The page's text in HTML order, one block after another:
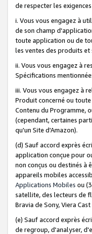
de respecter les
i. Vous vous engagez à
de son champ
toute application ou de
les ventes des produits et
ii. Vous vous engagez à
Spécifications
iii. Vous vous engagez à
Produit concerné ou
Contenu du Programme,
(cependant, certaines
qu'un Site d'Amazon).
(d) Sauf accord exprès
application conçue pour
non conçus ou destinés
appareils mobiles
Applications Mobiles ou
satellite, des lecteurs de
Bravia de Sony, Viera
(e) Sauf accord exprès
de regroup, d'analyser,